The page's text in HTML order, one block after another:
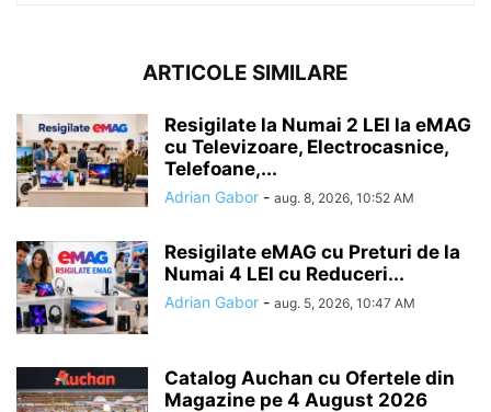
ARTICOLE SIMILARE
Resigilate la Numai 2 LEI la eMAG
cu Televizoare, Electrocasnice,
Telefoane,...
Adrian Gabor - aug. 8, 2026, 10:52 AM
Resigilate eMAG cu Preturi de la
Numai 4 LEI cu Reduceri...
Adrian Gabor - aug. 5, 2026, 10:47 AM
Catalog Auchan cu Ofertele din
Magazine pe 4 August 2026